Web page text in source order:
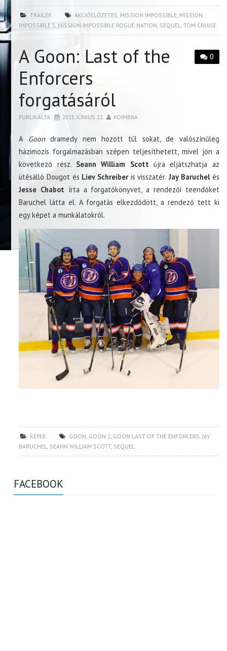
TRAILER AKCIÓELŐZETES MISSION IMPOSSIBLE MISSION
IMPOSSIBLE 5 MISSION IMPOSSIBLE ROGUE NATION SEQUEL ,TOM CRUISE
0
A Goon: Last of the
Enforcers
forgatásáról
PUBLIKÁLTA 2015. JÚNIUS 22. KOIMBRA
A Goondramedy nem hozott túl sokat, de valószínűleg
házimozis forgalmazásban szépen teljesíthetett, mivel jön a
következő rész. Seann William Scott újra eljátszhatja az
ütésálló Dougot és Liev Schreiberis visszatér. Jay Baruchelés
Jesse Chabot írta a forgatókönyvet, a rendezői teendőket
Baruchel látta el. A forgatás elkezdődött, a rendező tett ki
egy képet a munkálatokról.
KÉPEK GOON GOON 2 GOON LAST OF THE ENFORCERS JAY
BARUCHEL
SEANN WILLIAM SCOTT, SEQUEL
FACEBOOK